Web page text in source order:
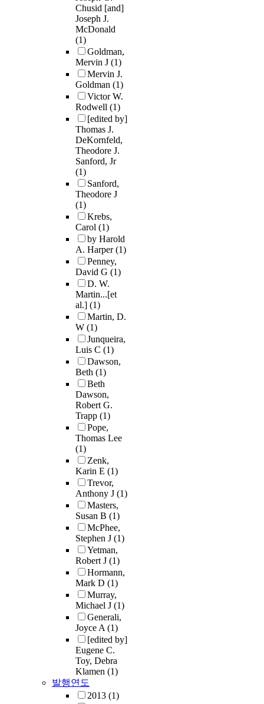
Chusid [and]
Joseph J.
McDonald
(1)
Goldman,
Mervin J (1)
Mervin J.
Goldman (1)
Victor W.
Rodwell (1)
[edited by]
Thomas J.
DeKornfeld,
Theodore J.
Sanford, Jr
(1)
Sanford,
Theodore J
(1)
Krebs,
Carol (1)
by Harold
A. Harper(1)
Penney,
David G (1)
D. W.
Martin...[et
al.] (1)
Martin, D.
W (1)
Junqueira,
Luis C (1)
Dawson,
Beth (1)
Beth
Dawson,
Robert G.
Trapp (1)
Pope,
Thomas Lee
(1)
Zenk,
Karin E (1)
Trevor,
Anthony J (1)
Masters,
Susan B (1)
McPhee,
Stephen J (1)
Yetman,
Robert J (1)
Hormann,
Mark D (1)
Murray,
Michael J (1)
Generali,
Joyce A(1)
[edited by]
Eugene C.
Toy, Debra
Klamen (1)
발행연도
2013 (1)